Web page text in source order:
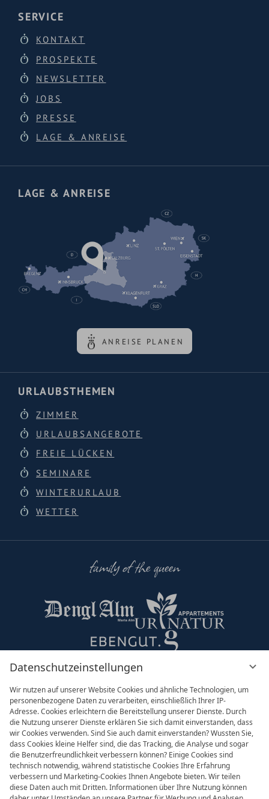
Datenschutzeinstellungen
Wir nutzen auf unserer Website Cookies und ähnliche Technologien, um
personenbezogene Daten zu verarbeiten, einschließlich Ihrer IP-
Adresse. Cookies erleichtern die Bereitstellung unserer Dienste. Durch
die Nutzung unserer Dienste erklären Sie sich damit einverstanden, dass
wir Cookies verwenden. Sind Sie auch damit einverstanden? Wussten Sie,
dass Cookies kleine Helfer sind, die das Tracking, die Analyse und sogar
die Benutzerfreundlichkeit verbessern können? Einige Cookies sind
technisch notwendig, während statistische Cookies Ihre Erfahrung
verbessern und Marketing-Cookies Ihnen Angebote bieten. Wir teilen
diese Daten auch mit Dritten. Informationen über Ihre Nutzung können
SERVICE
KONTAKT
PROSPEKTE
NEWSLETTER
JOBS
PRESSE
LAGE & ANREISE
LAGE & ANREISE
ANREISE PLANEN
URLAUBSTHEMEN
ZIMMER
URLAUBSANGEBOTE
FREIE LÜCKEN
SEMINARE
WINTERURLAUB
WETTER
family of the queen